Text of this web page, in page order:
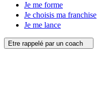
Je me forme
Je choisis ma franchise
Je me lance
Etre rappelé par un coach